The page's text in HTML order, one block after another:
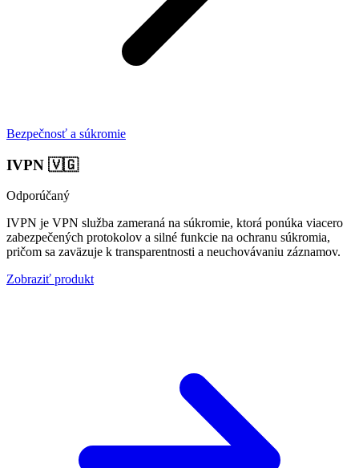
Bezpečnosť a súkromie
IVPN 🇻🇬
Odporúčaný
IVPN je VPN služba zameraná na súkromie, ktorá ponúka viacero
zabezpečených protokolov a silné funkcie na ochranu súkromia,
pričom sa zaväzuje k transparentnosti a neuchovávaniu záznamov.
Zobraziť produkt